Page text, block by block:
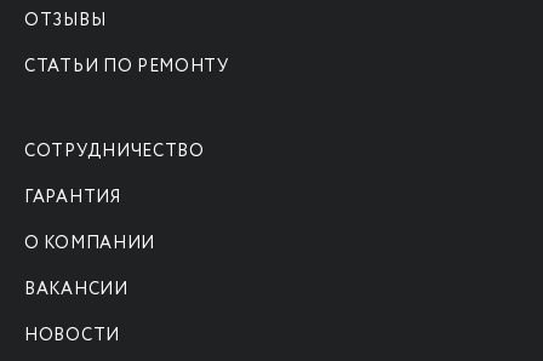
ОТЗЫВЫ
СТАТЬИ ПО РЕМОНТУ
СОТРУДНИЧЕСТВО
ГАРАНТИЯ
О КОМПАНИИ
ВАКАНСИИ
НОВОСТИ